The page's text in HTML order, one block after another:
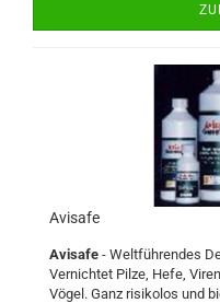
Avisafe
Avisafe - Weltführendes
Vernichtet Pilze, Hefe,
Vögel. Ganz risikolos und